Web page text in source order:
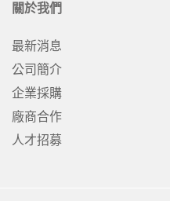
關於我們
最新消息
公司簡介
企業採購
廠商合作
人才招募